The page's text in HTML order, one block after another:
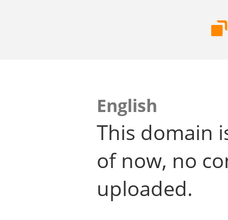
English
This domain
of now, no
uploaded.